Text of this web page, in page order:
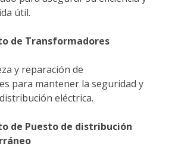
útil.
de Transformadores
y reparación de
para mantener la seguridad y
eléctrica.
de Puesto de distribución